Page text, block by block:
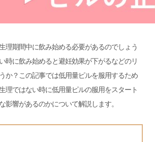
理期間中に飲み始める必要があるのでしょう
時に飲み始めると避妊効果が下がるなどのリ
か？この記事では低用量ピルを服用するため
理ではない時に低用量ピルの服用をスタート
影響があるのかについて解説します。